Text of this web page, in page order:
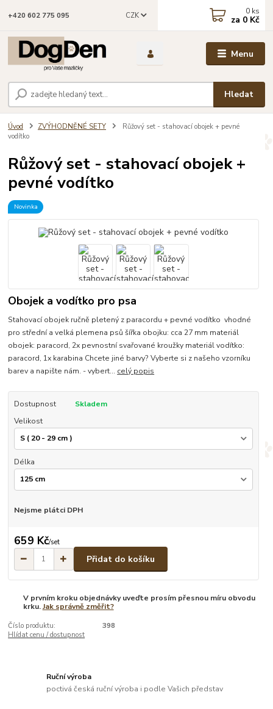
Menu
CZK
Hledat
+420 602 775 095 0 ks
za 0 Kč
Úvod ZVÝHODNĚNÉ SETY
Růžový set - stahovací obojek + pevné
vodítko
Růžový set - stahovací obojek +
pevné vodítko
Novinka
Obojek a vodítko pro psa
Stahovací obojek ručně pletený z paracordu + pevné vodítko vhodné
pro střední a velká plemena psů šířka obojku: cca 27 mm materiál
obojek: paracord, 2x pevnostní svařované kroužky materiál vodítko:
paracord, 1x karabina Chcete jiné barvy? Vyberte si z našeho vzorníku
barev a napište nám. - vybert... celý popis
Dostupnost
Skladem
Velikost
Délka
Nejsme plátci DPH
659 Kč/set
Přidat do košíku
V prvním kroku objednávky uveďte prosím přesnou míru obvodu
krku.Jak správně změřit?
Číslo produktu:
398
Hlídat cenu / dostupnost
Ruční výroba
poctivá česká ruční výroba i podle Vašich představ